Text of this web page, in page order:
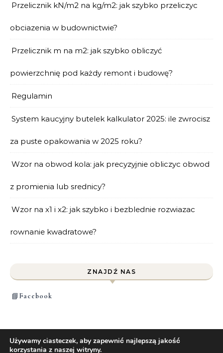
Przelicznik kN/m2 na kg/m2: jak szybko przeliczyc
obciazenia w budownictwie?
Przelicznik m na m2: jak szybko obliczyć
powierzchnię pod każdy remont i budowę?
Regulamin
System kaucyjny butelek kalkulator 2025: ile zwrocisz
za puste opakowania w 2025 roku?
Wzor na obwod kola: jak precyzyjnie obliczyc obwod
z promienia lub srednicy?
Wzor na x1 i x2: jak szybko i bezblednie rozwiazac
rownanie kwadratowe?
ZNAJDŹ NAS
📘Facebook
Używamy ciasteczek, aby zapewnić najlepszą jakość
korzystania z naszej witryny.